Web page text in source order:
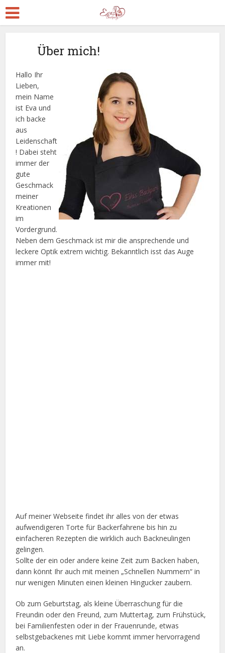
Über mich!
Hallo Ihr
Lieben,
mein Name
ist Eva und
ich backe
aus
Leidenschaft
! Dabei steht
immer der
gute
Geschmack
meiner
Kreationen
im
Vordergrund.
Neben dem Geschmack ist mir die ansprechende und
leckere Optik extrem wichtig. Bekanntlich isst das Auge
immer mit!
Auf meiner Webseite findet ihr alles von der etwas
aufwendigeren Torte für Backerfahrene bis hin zu
einfacheren Rezepten die wirklich auch Backneulingen
gelingen.
Sollte der ein oder andere keine Zeit zum Backen haben,
dann könnt Ihr auch mit meinen „Schnellen Nummern“ in
nur wenigen Minuten einen kleinen Hingucker zaubern.
Ob zum Geburtstag, als kleine Überraschung für die
Freundin oder den Freund, zum Muttertag, zum Frühstück,
bei Familienfesten oder in der Frauenrunde, etwas
selbstgebackenes mit Liebe kommt immer hervorragend
an.